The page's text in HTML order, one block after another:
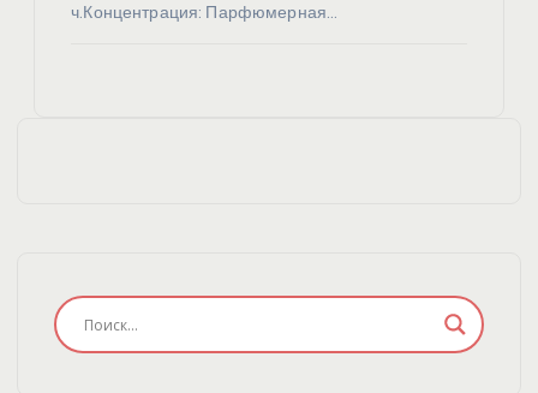
ч.Концентрация: Парфюмерная…